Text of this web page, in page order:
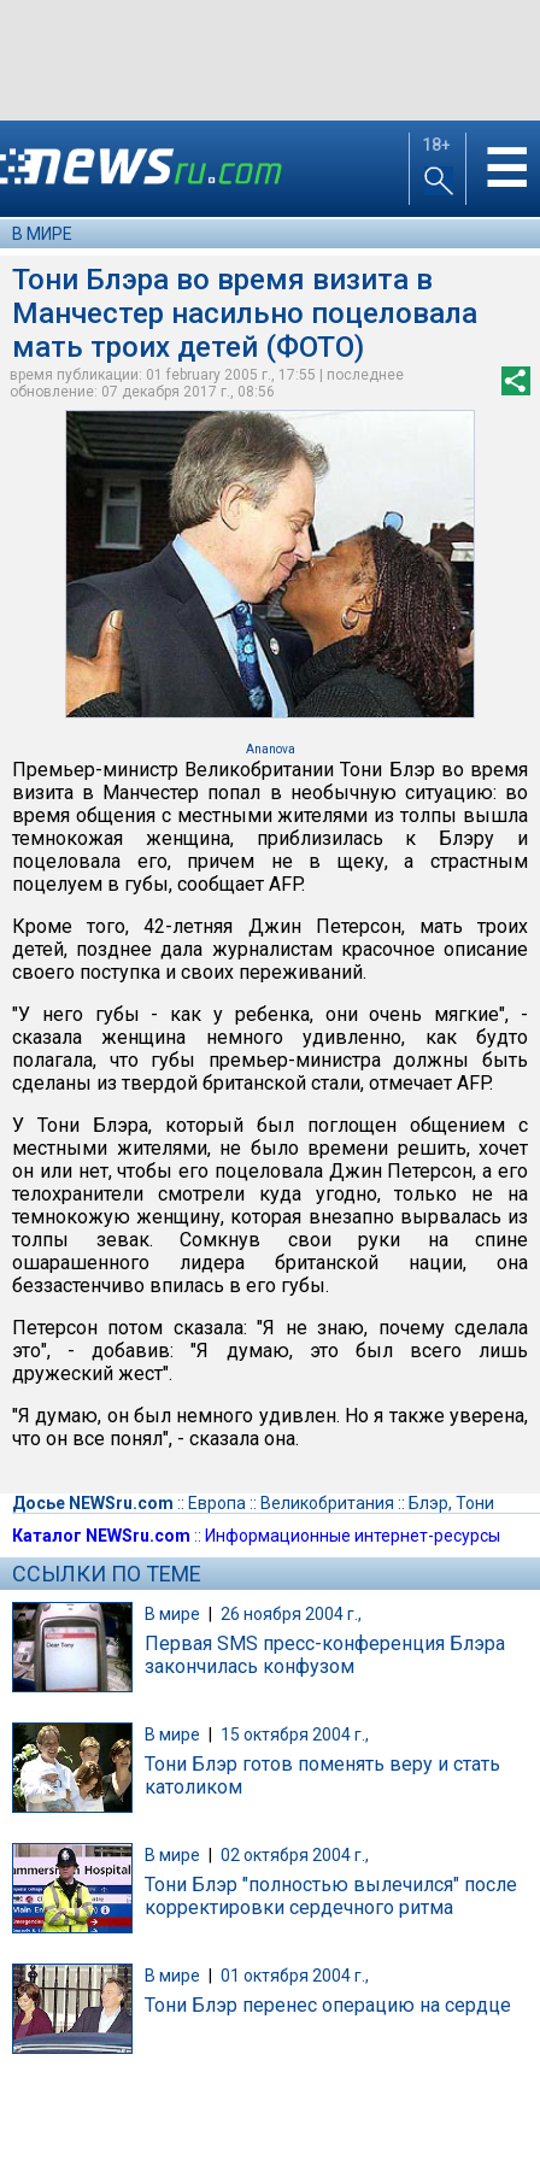
18+ ☰
В МИРЕ
Тони Блэра во время визита в
Манчестер насильно поцеловала
мать троих детей (ФОТО)
время публикации: 01 february 2005 г., 17:55 | последнее
обновление: 07 декабря 2017 г., 08:56
Ananova
Премьер-министр Великобритании Тони Блэр во время
визита в Манчестер попал в необычную ситуацию: во
время общения с местными жителями из толпы вышла
темнокожая женщина, приблизилась к Блэру и
поцеловала его, причем не в щеку, а страстным
поцелуем в губы, сообщает AFP.
Кроме того, 42-летняя Джин Петерсон, мать троих
детей, позднее дала журналистам красочное описание
своего поступка и своих переживаний.
"У него губы - как у ребенка, они очень мягкие", -
сказала женщина немного удивленно, как будто
полагала, что губы премьер-министра должны быть
сделаны из твердой британской стали, отмечает AFP.
У Тони Блэра, который был поглощен общением с
местными жителями, не было времени решить, хочет
он или нет, чтобы его поцеловала Джин Петерсон, а его
телохранители смотрели куда угодно, только не на
темнокожую женщину, которая внезапно вырвалась из
толпы зевак. Сомкнув свои руки на спине
ошарашенного лидера британской нации, она
беззастенчиво впилась в его губы.
Петерсон потом сказала: "Я не знаю, почему сделала
это", - добавив: "Я думаю, это был всего лишь
дружеский жест".
"Я думаю, он был немного удивлен. Но я также уверена,
что он все понял", - сказала она.
Досье NEWSru.com :: Европа :: Великобритания :: Блэр, Тони
Каталог NEWSru.com :: Информационные интернет-ресурсы
ССЫЛКИ ПО ТЕМЕ
В мире | 26 ноября 2004 г.,
Первая SMS пресс-конференция Блэра
закончилась конфузом
В мире 15 октября 2004 г.,
Тони Блэр готов поменять веру и стать
католиком
В мире 02 октября 2004 г.,
Тони Блэр "полностью вылечился" после
корректировки сердечного ритма
В мире 01 октября 2004 г.,
Тони Блэр перенес операцию на сердце